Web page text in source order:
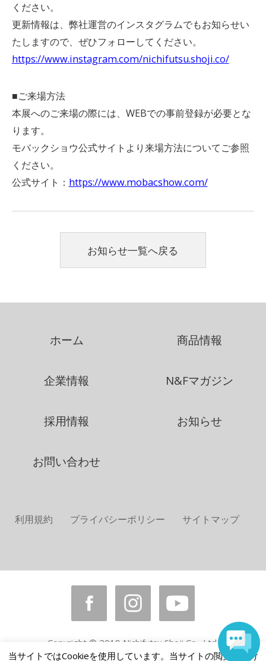
ください。
更新情報は、弊社運営のインスタグラムでもお知らせい
たしますので、ぜひフォローしてください。
https://www.instagram.com/nichifutsu.shoji.co/
■ご来場方法
本展へのご来場の際には、WEBでの事前登録が必要とな
ります。
モバックショウ公式サイトより来場方法についてご参照
ください。
公式サイト： https://www.mobacshow.com/
お知らせ一覧へ戻る
ホーム 商品情報
企業情報 N&Fマガジン
採用情報 お知らせ
お問い合わせ
利用規約 プライバシーポリシー サイトマップ
Copyright © 2018 Nichifutsu Shoji Co., Ltd.
All rights reserved.
当サイトではCookieを使用しています。当サイトの閲覧を続け